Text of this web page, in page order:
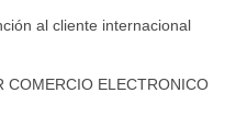
al cliente internacional
ELECTRONICO